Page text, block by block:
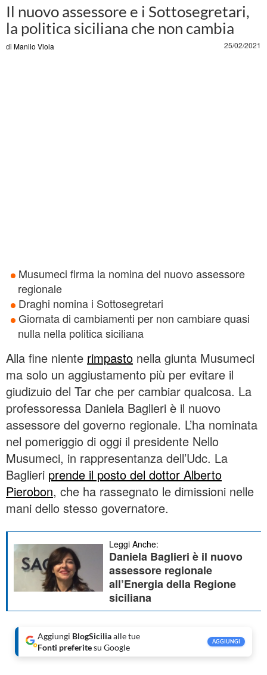
Il nuovo assessore e i Sottosegretari,
la politica siciliana che non cambia
di Manlio Viola 25/02/2021
Musumeci firma la nomina del nuovo assessore
regionale
Draghi nomina i Sottosegretari
Giornata di cambiamenti per non cambiare quasi
nulla nella politica siciliana
Alla fine niente rimpasto nella giunta Musumeci
ma solo un aggiustamento più per evitare il
giudizuio del Tar che per cambiar qualcosa. La
professoressa Daniela Baglieri è il nuovo
assessore del governo regionale. L’ha nominata
nel pomeriggio di oggi il presidente Nello
Musumeci, in rappresentanza dell’Udc. La
Baglieri prende il posto del dottor Alberto
Pierobon, che ha rassegnato le dimissioni nelle
mani dello stesso governatore.
Leggi Anche:
Daniela Baglieri è il nuovo
assessore regionale
all’Energia della Regione
siciliana
Aggiungi BlogSiciliaalle tue
Fonti preferitesu Google
AGGIUNGI